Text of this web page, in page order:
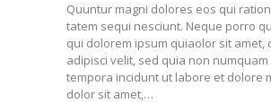
Quuntur magni dolores eos qui
tatem sequi nesciunt. Neque porro
qui dolorem ipsum quiaolor sit amet,
adipisci velit, sed quia non
tempora incidunt ut labore et dolore
dolor sit amet,…